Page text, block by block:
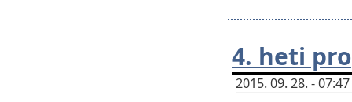
4. heti
2015. 09. 28. -